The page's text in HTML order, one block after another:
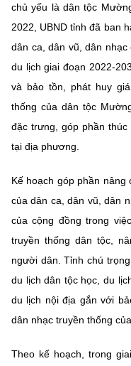
chủ yếu là dân tộc
2022, UBND tỉnh đã ban
dân ca, dân vũ, dân
du lịch giai đoạn 2022-
và bảo tồn, phát huy
thống của dân tộc
đặc trưng, góp phần
tại địa phương.
Kế hoạch góp phần
của dân ca, dân vũ, dân
của cộng đồng trong
truyền thống dân tộc,
người dân. Tỉnh chú
du lịch dân tộc học, du
du lịch nội địa gắn với
dân nhạc truyền thống
Theo kế hoạch, trong